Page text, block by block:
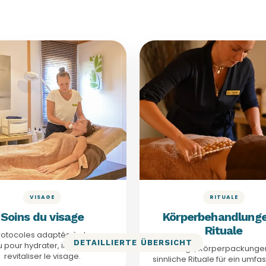
VISAGE
Soins du visage
adaptés à chaque
pour hydrater, illuminer et
revitaliser le visage.
À PARTIR DE 50€
Soins visage
Coup d’éclat
50€
Soin Kobido
80€
Soin Fondamental
90€
Soin lifting
120€
Voir le détail
RITUALE
Rituale
Peelings,
sinnliche Rituale für ein
AB 52€
Körperrituale
52€ / 64€
50 Min. · 130€
50 Min. · 140€
Grand-
120 Min. · 220€
DETAILLIERTE ÜBERSICHT